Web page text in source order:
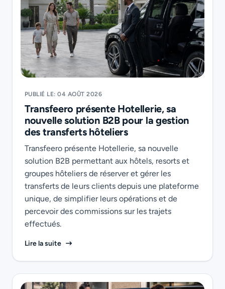
PUBLIÉ LE: 04 AOÛT 2026
Transfeero présente Hotellerie, sa
nouvelle solution B2B pour la gestion
des transferts hôteliers
Transfeero présente Hotellerie, sa nouvelle
solution B2B permettant aux hôtels, resorts et
groupes hôteliers de réserver et gérer les
transferts de leurs clients depuis une plateforme
unique, de simplifier leurs opérations et de
percevoir des commissions sur les trajets
effectués.
Lire la suite Transfeero présente Hotellerie, sa nouvelle